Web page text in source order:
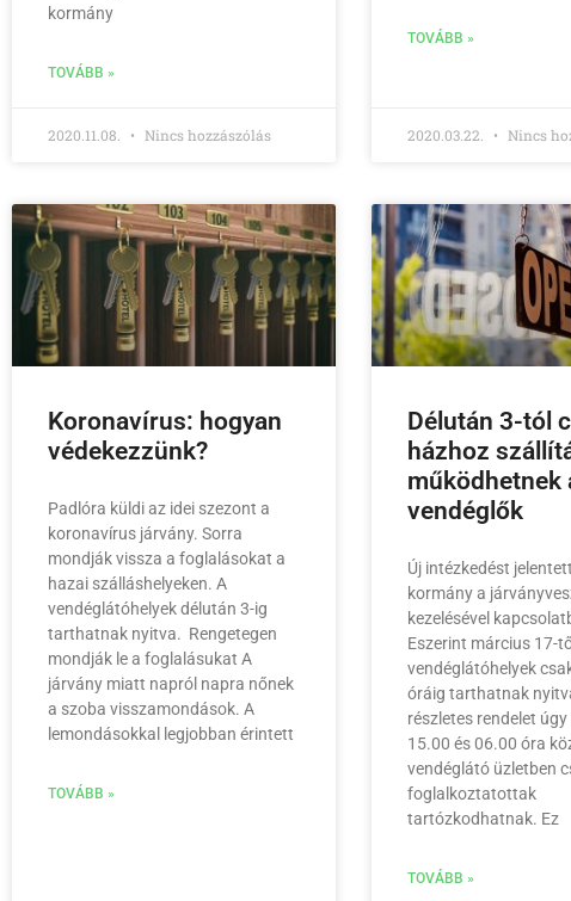
kormány
TOVÁBB »
2020.11.08. Nincs hozzászólás
TOVÁBB »
2020.03.22. Nincs
Koronavírus: hogyan
védekezzünk?
Padlóra küldi az idei szezont a
koronavírus járvány. Sorra
mondják vissza a foglalásokat a
hazai szálláshelyeken. A
vendéglátóhelyek délután 3-ig
tarthatnak nyitva. Rengetegen
mondják le a foglalásukat A
járvány miatt napról napra nőnek
a szoba visszamondások. A
lemondásokkal legjobban érintett
TOVÁBB »
Délután 3-tól
házhoz
működhetnek
vendéglők
Új intézkedést
kormány a
kezelésével
Eszerint március 17-
vendéglátóhelyek
óráig tarthatnak
részletes rendelet
15.00 és 06.00 óra
vendéglátó üzletben
foglalkoztatottak
tartózkodhatnak. Ez
TOVÁBB »